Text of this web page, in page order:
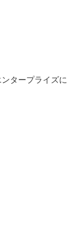
タープライズに